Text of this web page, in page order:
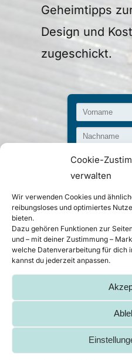
Cookie-
verwalten
Wir verwenden Cookies und
reibungsloses und optimiertes
bieten.
Dazu gehören Funktionen zur
und – mit deiner Zustimmung –
welche Datenverarbeitung für dich
kannst du jederzeit anpassen.
Geheimtipps
Design und
zugeschickt.
Mit dem
"Absenden"
der